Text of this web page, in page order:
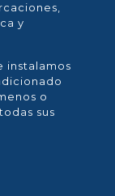
y
instalamos
o
sus